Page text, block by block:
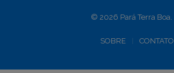
© 2026 Pará Terra Boa.
SOBRE CONTATO